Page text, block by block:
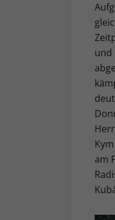
und
am